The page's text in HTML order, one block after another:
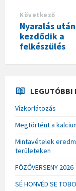
Következő
Nyaralás után
kezdõdik a
felkészülés
LEGUTÓBBI
Vízkorlátozás
Megtörtént a
Mintavételek
területeken
FŐZŐVERSENY 2026
SÉ HONVÉD SE